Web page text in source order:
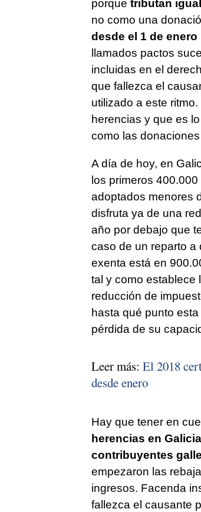
porque tributan
no como una
desde el 1 de
llamados pactos
incluidas en el
que fallezca el
utilizado a este
herencias y que es
como las
A día de hoy, en
los primeros
adoptados menores
disfruta ya de una
año por debajo que
caso de un reparto a
exenta está en
tal y como establece
reducción de
hasta qué punto
pérdida de su
Leer más: El 2018
desde enero
Hay que tener en
herencias en
contribuyentes
empezaron las
ingresos. Facenda
fallezca el causante